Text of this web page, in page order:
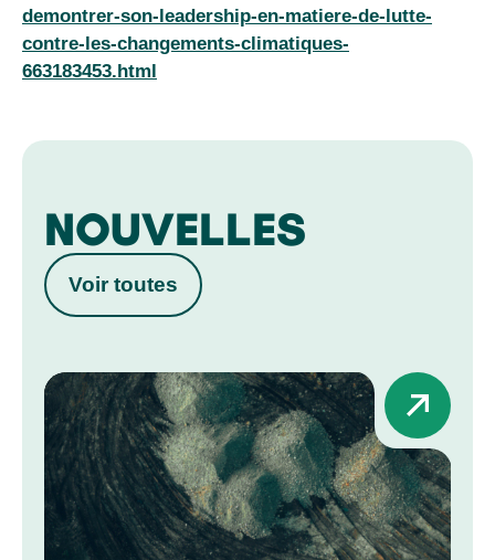
demontrer-son-leadership-en-matiere-de-lutte-
contre-les-changements-climatiques-
663183453.html
NOUVELLES
Voir toutes